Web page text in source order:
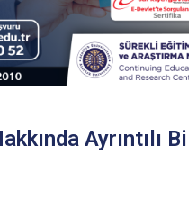
Ayrıntılı